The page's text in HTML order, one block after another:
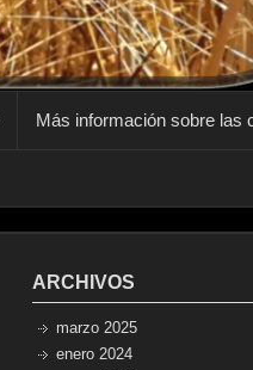
Más información sobre las
ARCHIVOS
marzo 2025
enero 2024